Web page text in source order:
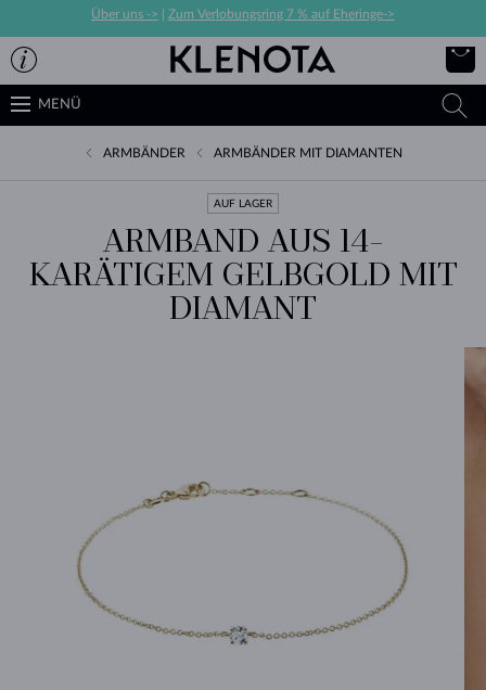
Über uns -> Zum Verlobungsring 7 % auf Eheringe->
MENÜ
ARMBÄNDER ARMBÄNDER MIT DIAMANTEN
AUF LAGER
ARMBAND AUS 14-
KARÄTIGEM GELBGOLD MIT
DIAMANT